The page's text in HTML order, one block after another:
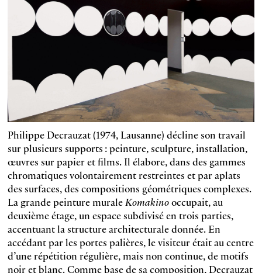
Philippe Decrauzat (1974, Lausanne) décline son travail
sur plusieurs supports : peinture, sculpture, installation,
œuvres sur papier et films. Il élabore, dans des gammes
chromatiques volontairement restreintes et par aplats
des surfaces, des compositions géométriques complexes.
La grande peinture muraleKomakinooccupait, au
deuxième étage, un espace subdivisé en trois parties,
accentuant la structure architecturale donnée. En
accédant par les portes palières, le visiteur était au centre
d’une répétition régulière, mais non continue, de motifs
noir et blanc. Comme base de sa composition, Decrauzat